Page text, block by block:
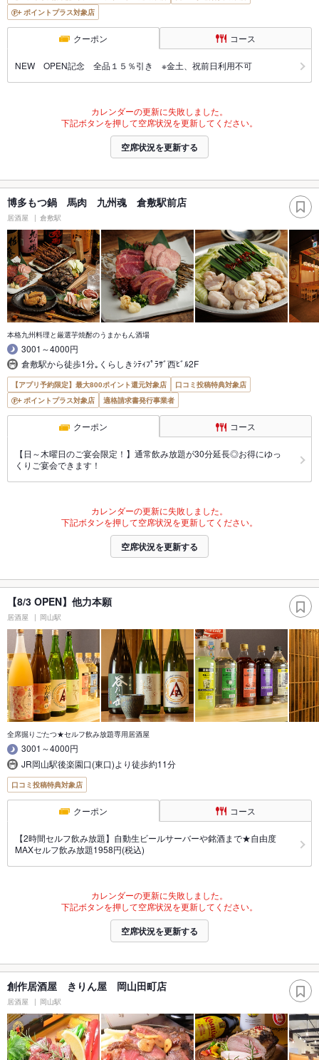
ポイントプラス対象店
クーポン コース
NEW OPEN記念 全品１５％引き ※金土、祝前日利用不可
カレンダーの更新に失敗しました。
下記ボタンを押して空席状況を更新してください。
空席状況を更新する
博多もつ鍋 馬肉 九州魂 倉敷駅前店
居酒屋 倉敷駅
本格九州料理と厳選芋焼酎のうまかもん酒場
3001～4000円
倉敷駅から徒歩1分｡くらしきｼﾃｨﾌﾟﾗｻﾞ西ﾋﾞﾙ2F
【アプリ予約限定】最大800ポイント還元対象店
口コミ投稿特典対象店
ポイントプラス対象店
適格請求書発行事業者
クーポン コース
【日～木曜日のご宴会限定！】通常飲み放題が30分延長◎お得にゆっ
くりご宴会できます！
カレンダーの更新に失敗しました。
下記ボタンを押して空席状況を更新してください。
空席状況を更新する
【8/3 OPEN】他力本願
居酒屋 岡山駅
全席掘りごたつ★セルフ飲み放題専用居酒屋
3001～4000円
JR岡山駅後楽園口(東口)より徒歩約11分
口コミ投稿特典対象店
クーポン コース
【2時間セルフ飲み放題】自動生ビールサーバーや銘酒まで★自由度
MAXセルフ飲み放題1958円(税込)
カレンダーの更新に失敗しました。
下記ボタンを押して空席状況を更新してください。
空席状況を更新する
創作居酒屋 きりん屋 岡山田町店
居酒屋 岡山駅